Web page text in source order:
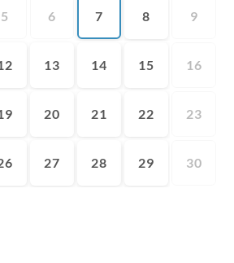
5 6 7 8 9
13 14 15 16
20 21 22 23
27 28 29 30